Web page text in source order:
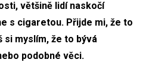
většině lidí naskočí
s cigaretou. Přijde mi, že to
si myslím, že to bývá
podobné věci.